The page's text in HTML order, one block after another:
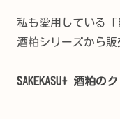
私も愛用している
酒粕シリーズから販
SAKEKASU+ 酒粕の